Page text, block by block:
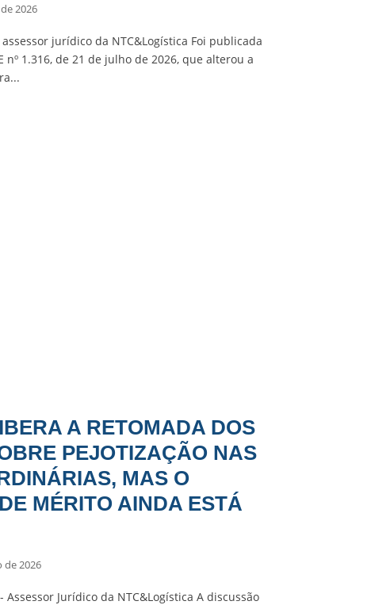
2026
jurídico da NTC&Logística Foi publicada
nº 1.316, de 21 de julho de 2026, que alterou a
A RETOMADA DOS
PEJOTIZAÇÃO NAS
MAS O
MÉRITO AINDA ESTÁ
de 2026
Assessor Jurídico da NTC&Logística A discussão